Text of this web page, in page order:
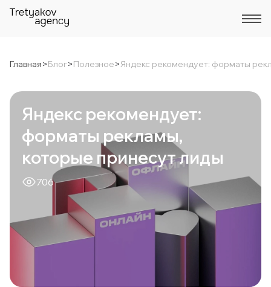
Главная>Блог>Полезное>Яндекс рекомендует: форматы
Яндекс рекомендует:
форматы рекламы,
которые принесут лиды
706